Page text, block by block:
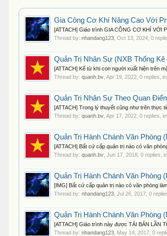
Gia Công Cơ Khí Nâng Cao Với
[ATTACH] Giáo trình GIA CÔNG CƠ KHÍ VỚI
Thread by:nhandang123 ,Oct 13, 2024 , 0
Quản Trị Nhân Sự (NXB Thống
[ATTACH] Kể từ khi con người xuất hiện trên
Thread by:quanh.bv ,Apr 19, 2022 , 0 replies,
Quản Trị Nhân Sự Theo Quan
[ATTACH] Trong lý thuyết cũng như trên thực
Thread by:quanh.bv ,Apr 17, 2022 , 0 replies,
Quản Trị Hành Chánh Văn Phòng
[ATTACH] Bất cứ cấp quản trị nào có văn
Thread by:quanh.bv ,Jun 17, 2018 , 0 replies,
Quản Trị Hành Chánh Văn Phòng
[IMG] Bất cứ cấp quản trị nào có văn phòng
Thread by:nhandang123 ,Jul 26, 2017 , 0
Quản Trị Hành Chánh Văn Phòng
[ATTACH] Giáo trình này được TÁI BẢN LẦN
Thread by:nhandang123 May 14, 2017 , 0